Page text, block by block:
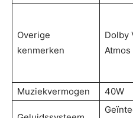
Overige
kenmerken
Dolby
Atmos
Muziekvermogen
40W